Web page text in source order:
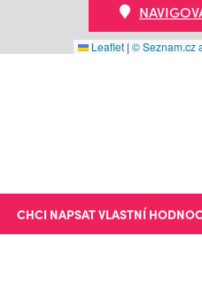
Leaflet | © Seznam.cz
CHCI NAPSAT VLASTNÍ